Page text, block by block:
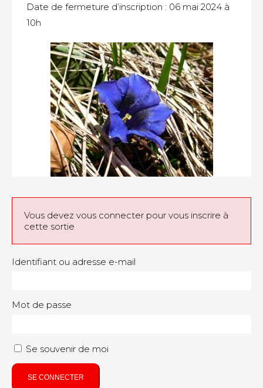
Date de fermeture d’inscription : 06 mai 2024 à
10h
Vous devez vous connecter pour vous inscrire à
cette sortie
Identifiant ou adresse e-mail
Mot de passe
Se souvenir de moi
SE CONNECTER